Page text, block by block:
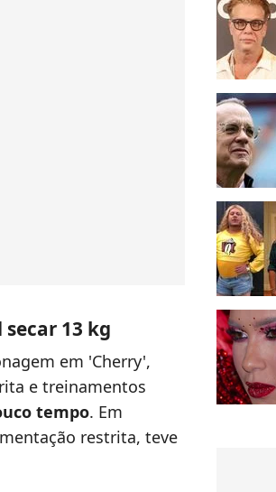
13 kg
em 'Cherry',
e treinamentos
tempo. Em
restrita, teve